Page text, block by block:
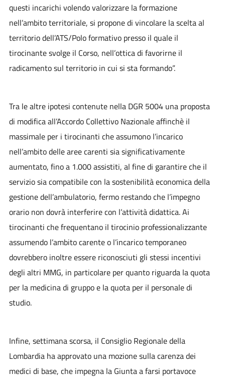
questi incarichi volendo valorizzare la formazione
nell’ambito territoriale, si propone di vincolare la scelta al
territorio dell’ATS/Polo formativo presso il quale il
tirocinante svolge il Corso, nell’ottica di favorirne il
radicamento sul territorio in cui si sta formando”.
Tra le altre ipotesi contenute nella DGR 5004 una proposta
di modifica all’Accordo Collettivo Nazionale affinchè il
massimale per i tirocinanti che assumono l’incarico
nell’ambito delle aree carenti sia significativamente
aumentato, fino a 1.000 assistiti, al fine di garantire che il
servizio sia compatibile con la sostenibilità economica della
gestione dell’ambulatorio, fermo restando che l’impegno
orario non dovrà interferire con l’attività didattica. Ai
tirocinanti che frequentano il tirocinio professionalizzante
assumendo l’ambito carente o l’incarico temporaneo
dovrebbero inoltre essere riconosciuti gli stessi incentivi
degli altri MMG, in particolare per quanto riguarda la quota
per la medicina di gruppo e la quota per il personale di
studio.
Infine, settimana scorsa, il Consiglio Regionale della
Lombardia ha approvato una mozione sulla carenza dei
medici di base, che impegna la Giunta a farsi portavoce